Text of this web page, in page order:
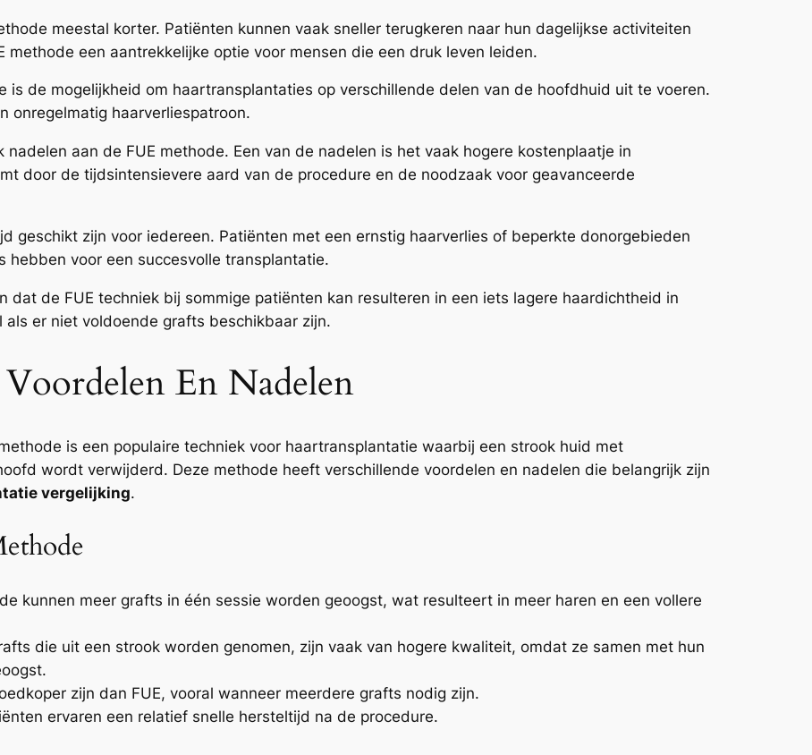
meestal korter. Patiënten kunnen vaak sneller terugkeren naar hun dagelijkse activiteiten
methode een aantrekkelijke optie voor mensen die een druk leven leiden.
is de mogelijkheid om haartransplantaties op verschillende delen van de hoofdhuid uit te voeren.
onregelmatig haarverliespatroon.
aan de FUE methode. Een van de nadelen is het vaak hogere kostenplaatje in
door de tijdsintensievere aard van de procedure en de noodzaak voor geavanceerde
geschikt zijn voor iedereen. Patiënten met een ernstig haarverlies of beperkte donorgebieden
hebben voor een succesvolle transplantatie.
dat de FUE techniek bij sommige patiënten kan resulteren in een iets lagere haardichtheid in
er niet voldoende grafts beschikbaar zijn.
En Nadelen
is een populaire techniek voor haartransplantatie waarbij een strook huid met
wordt verwijderd. Deze methode heeft verschillende voordelen en nadelen die belangrijk zijn
vergelijking.
kunnen meer grafts in één sessie worden geoogst, wat resulteert in meer haren en een vollere
die uit een strook worden genomen, zijn vaak van hogere kwaliteit, omdat ze samen met hun
zijn dan FUE, vooral wanneer meerdere grafts nodig zijn.
ervaren een relatief snelle hersteltijd na de procedure.